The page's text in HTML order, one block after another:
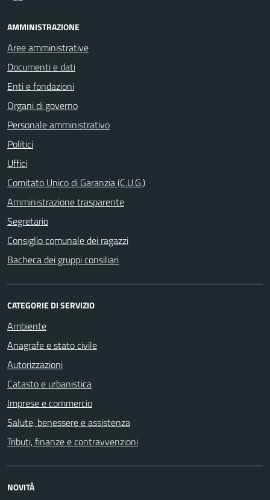
AMMINISTRAZIONE
Aree amministrative
Documenti e dati
Enti e fondazioni
Organi di governo
Personale amministrativo
Politici
Uffici
Comitato Unico di Garanzia (C.U.G.)
Amministrazione trasparente
Segretario
Consiglio comunale dei ragazzi
Bacheca dei gruppi consiliari
CATEGORIE DI SERVIZIO
Ambiente
Anagrafe e stato civile
Autorizzazioni
Catasto e urbanistica
Imprese e commercio
Salute, benessere e assistenza
Tributi, finanze e contravvenzioni
NOVITÀ